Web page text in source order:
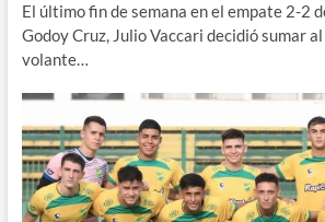
El último fin de semana en el empate 2-2
Godoy Cruz, Julio Vaccari decidió sumar
volante…